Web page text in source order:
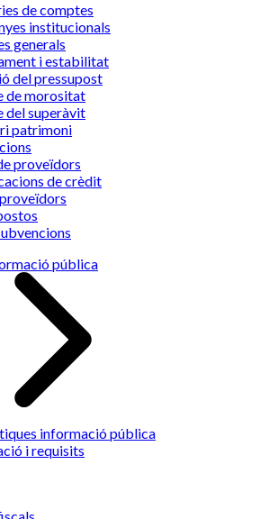
de comptes
institucionals
generals
i estabilitat
del pressupost
de morositat
del superàvit
patrimoni
proveïdors
de crèdit
pública
informació pública
i requisits